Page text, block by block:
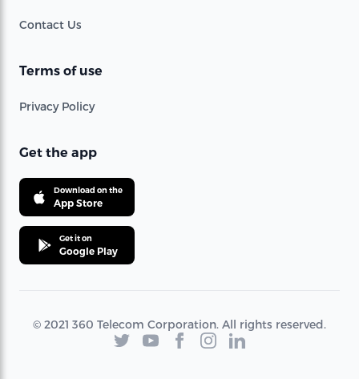
Contact Us
Terms of use
Privacy Policy
Get the app
Download on the
App Store
Get it on
Google Play
© 2021 360 Telecom Corporation. All rights reserved.